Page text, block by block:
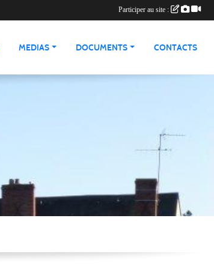
MEDIAS DOCUMENTS CONTACTS
Participer au site :